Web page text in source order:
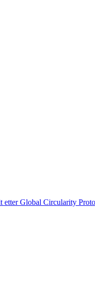
Global Circularity